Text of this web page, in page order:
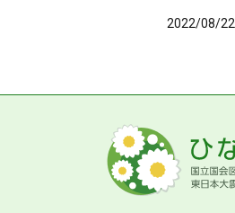
2022/08/22